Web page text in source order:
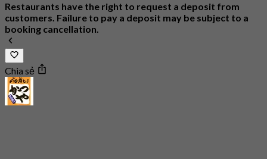
Restaurants have the right to request a deposit from
customers. Failure to pay a deposit may be subject to a
booking cancellation.
Chia sẻ